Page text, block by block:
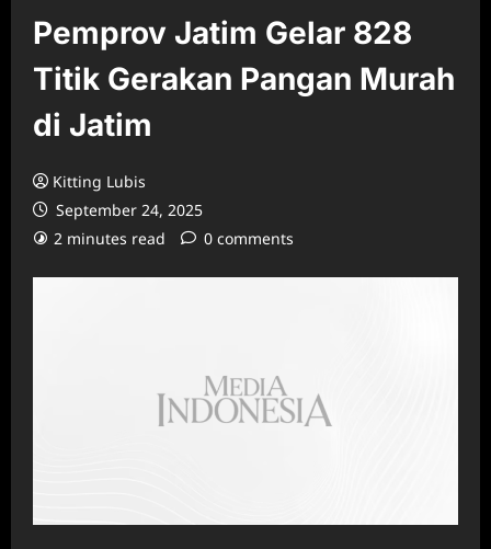
Pemprov Jatim Gelar 828
Titik Gerakan Pangan Murah
di Jatim
Kitting Lubis
September 24, 2025
2 minutes read
0 comments